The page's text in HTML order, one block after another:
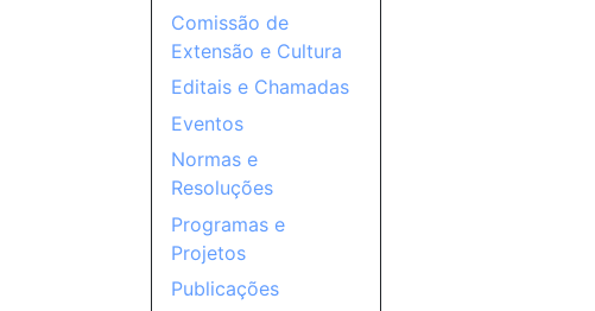
Comissão de
Extensão e Cultura
Editais e Chamadas
Eventos
Normas e
Resoluções
Programas e
Projetos
Publicações